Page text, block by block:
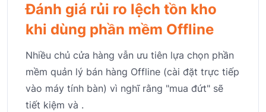
Đánh giá rủi ro lệch tồn kho
khi dùng phần mềm Offline
Nhiều chủ cửa hàng vẫn ưu tiên lựa chọn phần
mềm quản lý bán hàng Offline (cài đặt trực tiếp
vào máy tính bàn) vì nghĩ rằng "mua đứt" sẽ
tiết kiệm và .